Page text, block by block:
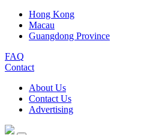
Hong Kong
Macau
Guangdong Province
FAQ
Contact
About Us
Contact Us
Advertising